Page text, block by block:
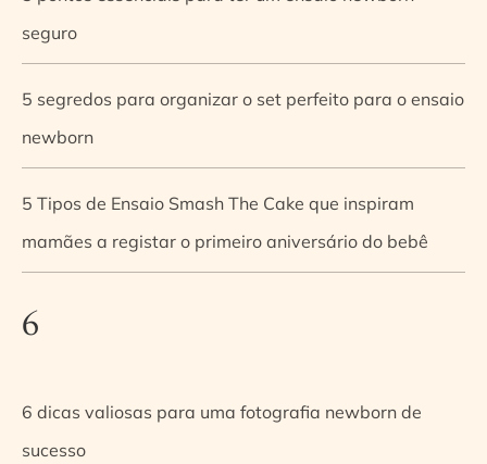
seguro
5 segredos para organizar o set perfeito para o ensaio
newborn
5 Tipos de Ensaio Smash The Cake que inspiram
mamães a registar o primeiro aniversário do bebê
6
6 dicas valiosas para uma fotografia newborn de
sucesso